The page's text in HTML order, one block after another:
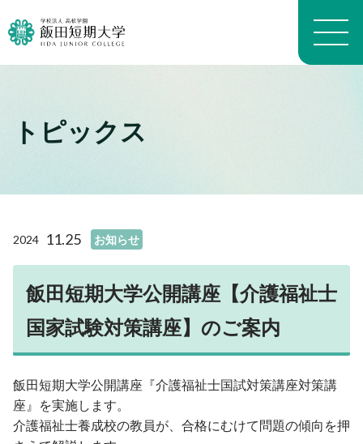
大学概要トップ
学科・専攻の教育目的
教員プロフィール（名前）
沿革
よくある質問 FAQ
財務情報
学科案内トップ
生活科学学科介護福祉専攻
生活科学学科食物栄養専攻
幼児教育学科
養護教育専攻
地域看護学専攻
助産学専攻
基礎教養科目・ゼミナール
施設トップ
進路トップ
就職
進学・編入学
卒業生インタビュー
キャンパスライフトップ
イベント
学生生活経済学
入試情報トップ
交通案内
図書館トップ
利用案内
利用規程
オープンキャンパス
トピックス
2024 11.25 お知らせ
飯田短期大学公開講座【介護福祉士
国家試験対策講座】のご案内
飯田短期大学公開講座『介護福祉士国試対策講座対策講
座』を実施します。
介護福祉士養成校の教員が、合格にむけて問題の傾向を押